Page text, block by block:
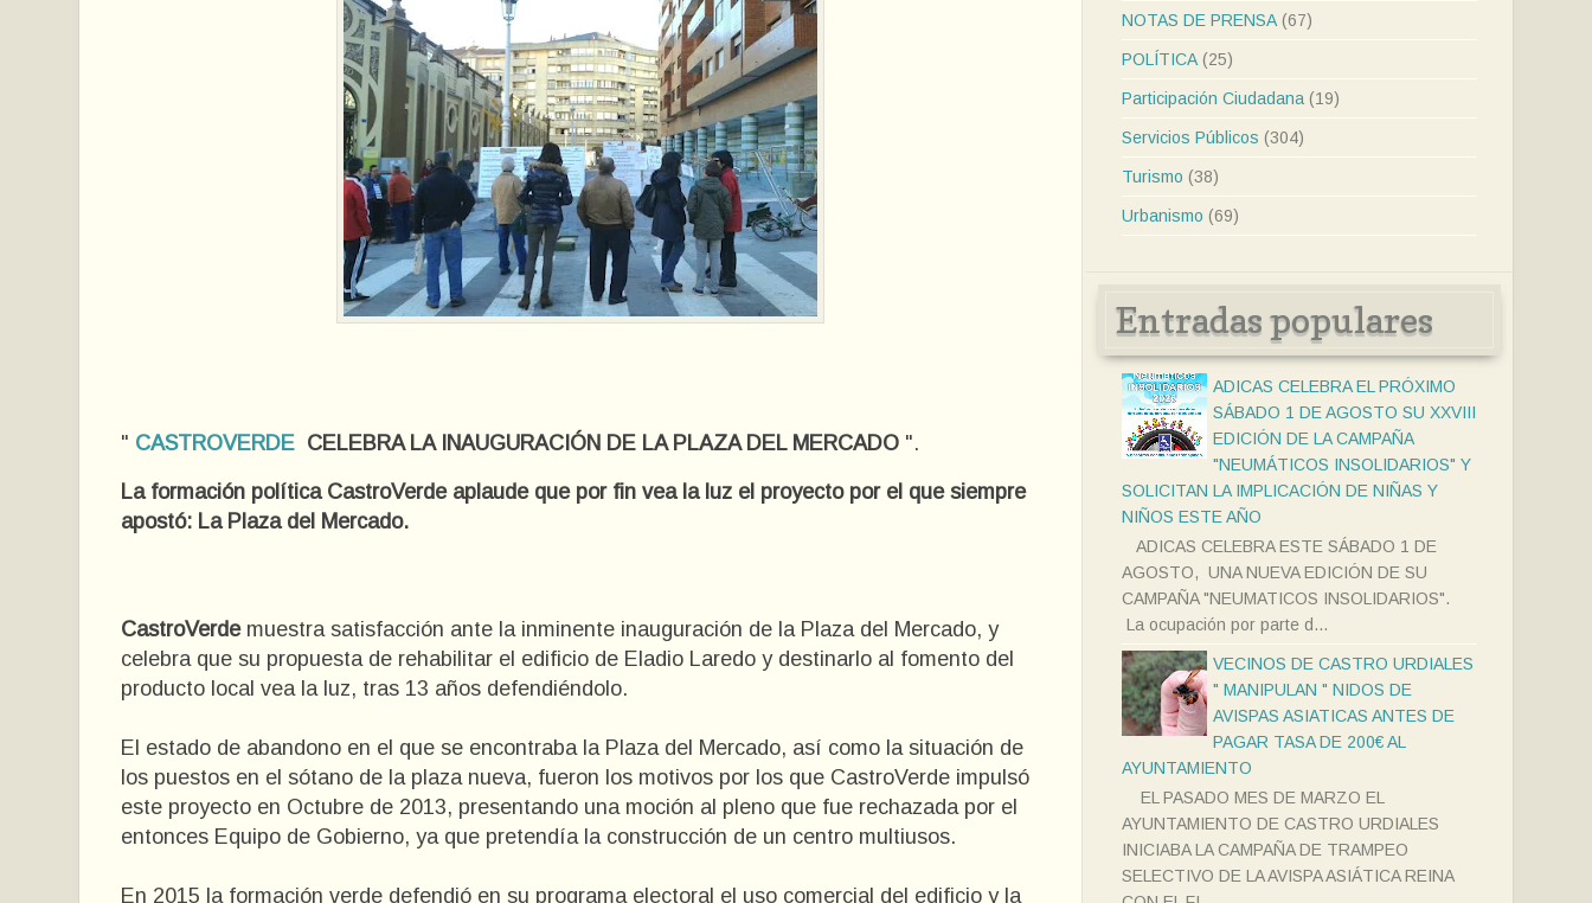
" CASTROVERDE CELEBRA LA INAUGURACIÓN DE LA PLAZA DEL MERCADO ".
La formación política CastroVerde aplaude que por fin vea la luz el proyecto por el que siempre
apostó: La Plaza del Mercado.
CastroVerdemuestra satisfacción ante la inminente inauguración de la Plaza del Mercado, y
celebra que su propuesta de rehabilitar el edificio de Eladio Laredo y destinarlo al fomento del
producto local vea la luz, tras 13 años defendiéndolo.
El estado de abandono en el que se encontraba la Plaza del Mercado, así como la situación de
los puestos en el sótano de la plaza nueva, fueron los motivos por los que CastroVerde impulsó
este proyecto en Octubre de 2013, presentando una moción al pleno que fue rechazada por el
entonces Equipo de Gobierno, ya que pretendía la construcción de un centro multiusos.
En 2015 la formación verde defendió en su programa electoral el uso comercial del edificio y la
NOTAS DE PRENSA (67)
POLÍTICA (25)
Participación Ciudadana (19)
Servicios Públicos (304)
Turismo (38)
Urbanismo (69)
Entradas populares
ADICAS CELEBRA EL PRÓXIMO
SÁBADO 1 DE AGOSTO SU XXVIII
EDICIÓN DE LA CAMPAÑA
"NEUMÁTICOS INSOLIDARIOS" Y
SOLICITAN LA IMPLICACIÓN DE NIÑAS Y
NIÑOS ESTE AÑO
ADICAS CELEBRA ESTE SÁBADO 1 DE
AGOSTO, UNA NUEVA EDICIÓN DE SU
CAMPAÑA "NEUMATICOS INSOLIDARIOS".
La ocupación por parte d...
VECINOS DE CASTRO URDIALES
" MANIPULAN " NIDOS DE
AVISPAS ASIATICAS ANTES DE
PAGAR TASA DE 200€ AL
AYUNTAMIENTO
EL PASADO MES DE MARZO EL
AYUNTAMIENTO DE CASTRO URDIALES
INICIABA LA CAMPAÑA DE TRAMPEO
SELECTIVO DE LA AVISPA ASIÁTICA REINA